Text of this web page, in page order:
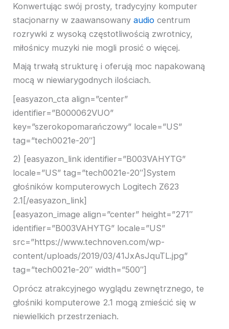
Konwertując swój prosty, tradycyjny komputer
stacjonarny w zaawansowany audio centrum
rozrywki z wysoką częstotliwością zwrotnicy,
miłośnicy muzyki nie mogli prosić o więcej.
Mają trwałą strukturę i oferują moc napakowaną
mocą w niewiarygodnych ilościach.
[easyazon_cta align=”center”
identifier=”B000062VUO”
key=”szerokopomarańczowy” locale=”US”
tag=”tech0021e-20″]
2) [easyazon_link identifier=”B003VAHYTG”
locale=”US” tag=”tech0021e-20″]System
głośników komputerowych Logitech Z623
2.1[/easyazon_link]
[easyazon_image align=”center” height=”271″
identifier=”B003VAHYTG” locale=”US”
src=”https://www.technoven.com/wp-
content/uploads/2019/03/41JxAsJquTL.jpg”
tag=”tech0021e-20″ width=”500″]
Oprócz atrakcyjnego wyglądu zewnętrznego, te
głośniki komputerowe 2.1 mogą zmieścić się w
niewielkich przestrzeniach.